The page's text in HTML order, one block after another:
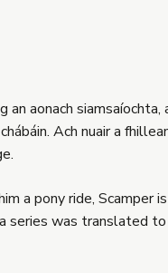
aonach siamsaíochta,
Ach nuair a
a pony ride, Scamper
was translated to